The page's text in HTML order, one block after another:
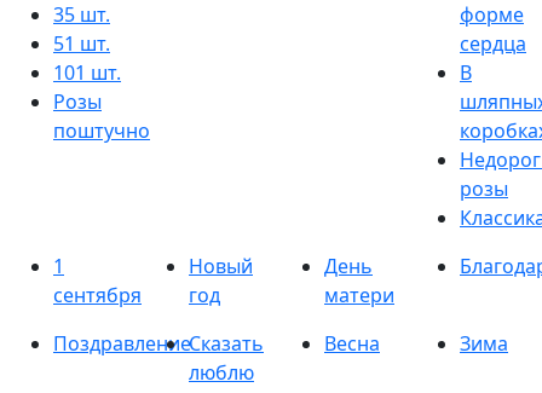
35 шт.
51 шт.
101 шт.
Розы
поштучно
форме
сердца
В
розы
1
сентября
Новый
год
День
матери
ПоздравлениеСказать
люблю
Весна Зима